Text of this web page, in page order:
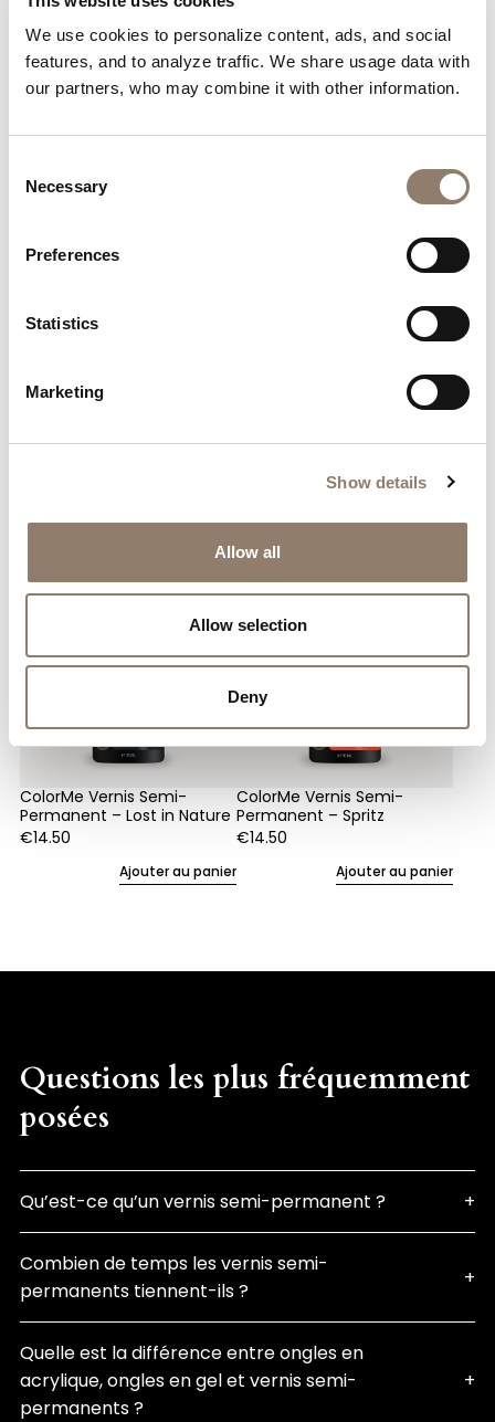
We use cookies to personalize content, ads, and social
features, and to analyze traffic. We share usage data with
our partners, who may combine it with other information.
Selection
Necessary
Preferences
Statistics
Marketing
Show details
Allow all
Allow selection
Deny
Vous pouvez aussi aimer
ColorMe Vernis Semi-
Permanent – Lost in Nature
€14.50
Ajouter au panier
ColorMe Vernis Semi-
Permanent – Spritz
€14.50
Ajouter au panier
Questions les plus fréquemment
posées
Qu’est-ce qu’un vernis semi-permanent ?
Combien de temps les vernis semi-
permanents tiennent-ils ?
Quelle est la différence entre ongles en
acrylique, ongles en gel et vernis semi-
permanents ?